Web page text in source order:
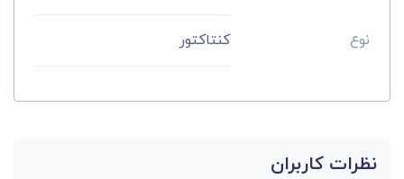
نوع کنتاکتور
نظرات کاربران